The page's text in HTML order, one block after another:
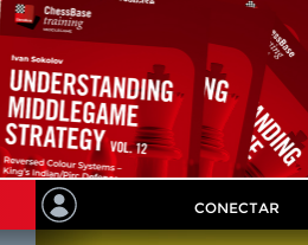
CONECTAR